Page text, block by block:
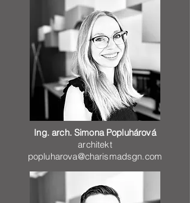
Ing. arch. Simona Popluhárová
architekt
popluharova@charismadsgn.com